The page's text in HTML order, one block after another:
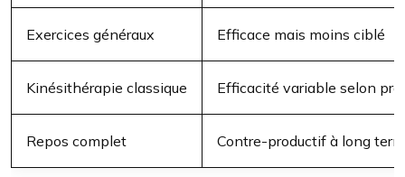
Exercices généraux Efficace mais moins ciblé
Kinésithérapie classique Efficacité variable selon
Repos complet Contre-productif à long